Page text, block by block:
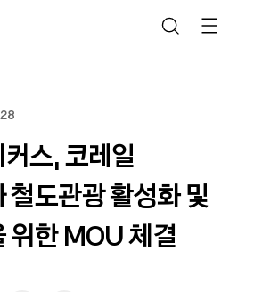
스, 코레일
철도관광 활성화 및
위한 MOU 체결